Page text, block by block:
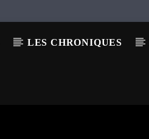
LES CHRONIQUES